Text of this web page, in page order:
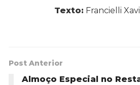
Texto: Francielli
Post Anterior
Almoço Especial no